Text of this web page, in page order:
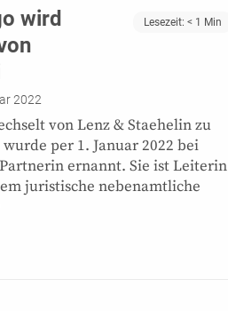
wird
Lesezeit: < 1 Min
2022
von Lenz & Staehelin zu
per 1. Januar 2022 bei
ernannt. Sie ist Leiterin
juristische nebenamtliche